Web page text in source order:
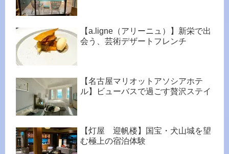
【a.ligne（アリーニュ）】新栄で出
会う、芸術デザートフレンチ
【名古屋マリオットアソシアホテ
ル】ビューバスで過ごす贅沢ステイ
【灯屋 迎帆楼】国宝・犬山城を望
む極上の宿泊体験